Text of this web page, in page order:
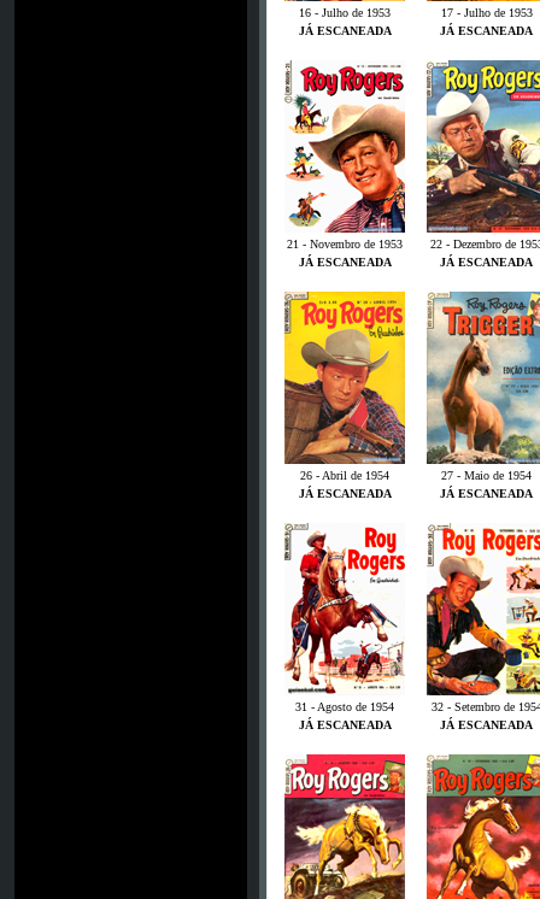
16 - Julho de 1953
17 - Julho de 1953
JÁ ESCANEADA
JÁ ESCANEADA
21 - Novembro de 1953
22 - Dezembro de
JÁ ESCANEADA
JÁ ESCANEADA
26 - Abril de 1954
27 - Maio de 1954
JÁ ESCANEADA
JÁ ESCANEADA
31 - Agosto de 1954
32 - Setembro de
JÁ ESCANEADA
JÁ ESCANEADA